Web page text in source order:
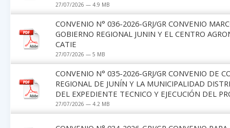
27/07/2026 — 4.9 MB
CONVENIO N° 036-2026-GRJ/GR CONVENIO
GOBIERNO REGIONAL JUNIN Y EL CENTRO
CATIE
27/07/2026 — 5 MB
CONVENIO N° 035-2026-GRJ/GR CONVENIO DE
REGIONAL DE JUNÍN Y LA MUNICIPALIDAD
DEL EXPEDIENTE TECNICO Y EJECUCIÓN DEL
27/07/2026 — 4.2 MB